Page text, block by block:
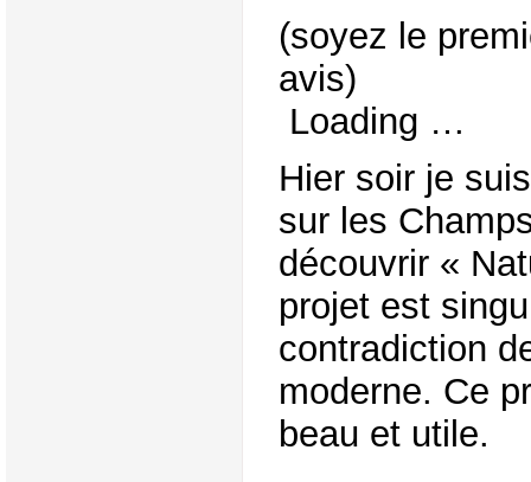
(soyez le
avis)
Loading …
Hier soir je
sur les
découvrir «
projet est
contradiction
moderne. Ce
beau et utile.